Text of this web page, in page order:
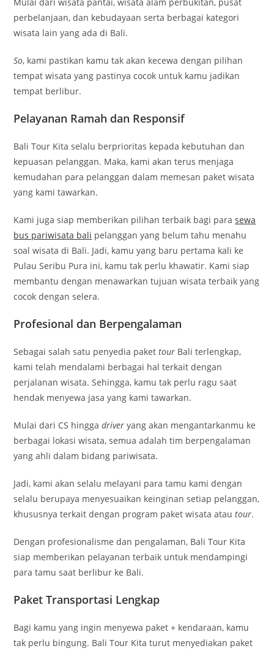
perbelanjaan, dan kebudayaan serta berbagai kategori
wisata lain yang ada di Bali.
So, kami pastikan kamu tak akan kecewa dengan pilihan
tempat wisata yang pastinya cocok untuk kamu jadikan
tempat berlibur.
Pelayanan Ramah dan Responsif
Bali Tour Kita selalu berprioritas kepada kebutuhan dan
kepuasan pelanggan. Maka, kami akan terus menjaga
kemudahan para pelanggan dalam memesan paket wisata
yang kami tawarkan.
Kami juga siap memberikan pilihan terbaik bagi parasewa
bus pariwisata bali pelanggan yang belum tahu menahu
soal wisata di Bali. Jadi, kamu yang baru pertama kali ke
Pulau Seribu Pura ini, kamu tak perlu khawatir. Kami siap
membantu dengan menawarkan tujuan wisata terbaik yang
cocok dengan selera.
Profesional dan Berpengalaman
Sebagai salah satu penyedia pakettour Bali terlengkap,
kami telah mendalami berbagai hal terkait dengan
perjalanan wisata. Sehingga, kamu tak perlu ragu saat
hendak menyewa jasa yang kami tawarkan.
Mulai dari CS hinggadriveryang akan mengantarkanmu ke
berbagai lokasi wisata, semua adalah tim berpengalaman
yang ahli dalam bidang pariwisata.
Jadi, kami akan selalu melayani para tamu kami dengan
selalu berupaya menyesuaikan keinginan setiap pelanggan,
khususnya terkait dengan program paket wisata atautour.
Dengan profesionalisme dan pengalaman, Bali Tour Kita
siap memberikan pelayanan terbaik untuk mendampingi
para tamu saat berlibur ke Bali.
Paket Transportasi Lengkap
Bagi kamu yang ingin menyewa paket + kendaraan, kamu
tak perlu bingung. Bali Tour Kita turut menyediakan paket